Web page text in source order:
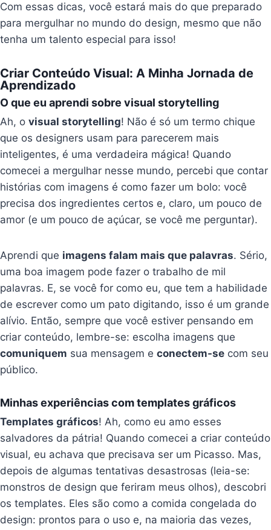
Com essas dicas, você estará mais do que preparado
para mergulhar no mundo do design, mesmo que não
tenha um talento especial para isso!
Criar Conteúdo Visual: A Minha Jornada de
Aprendizado
O que eu aprendi sobre visual storytelling
Ah, ovisual storytelling! Não é só um termo chique
que os designers usam para parecerem mais
inteligentes, é uma verdadeira mágica! Quando
comecei a mergulhar nesse mundo, percebi que contar
histórias com imagens é como fazer um bolo: você
precisa dos ingredientes certos e, claro, um pouco de
amor (e um pouco de açúcar, se você me perguntar).
Aprendi que imagens falam mais que palavras. Sério,
uma boa imagem pode fazer o trabalho de mil
palavras. E, se você for como eu, que tem a habilidade
de escrever como um pato digitando, isso é um grande
alívio. Então, sempre que você estiver pensando em
criar conteúdo, lembre-se: escolha imagens que
comuniquem sua mensagem econectem-se com seu
público.
Minhas experiências com templates gráficos
Templates gráficos! Ah, como eu amo esses
salvadores da pátria! Quando comecei a criar conteúdo
visual, eu achava que precisava ser um Picasso. Mas,
depois de algumas tentativas desastrosas (leia-se:
monstros de design que feriram meus olhos), descobri
os templates. Eles são como a comida congelada do
design: prontos para o uso e, na maioria das vezes,